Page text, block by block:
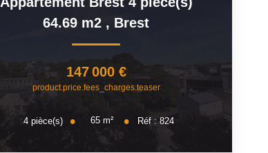
64.69 m2 , Brest
147 000 €
product.price.fees_charges.teaser
4pièce(s) 65m² Réf :824